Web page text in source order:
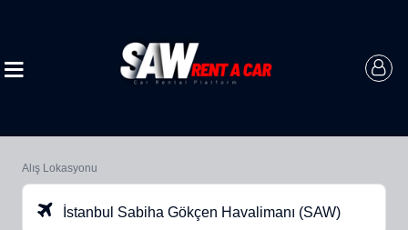
Alış Lokasyonu
İstanbul Sabiha Gökçen Havalimanı (SAW)